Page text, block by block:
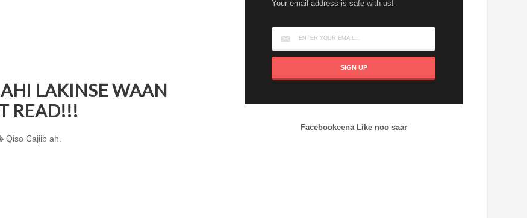
LAKINSE WAAN
READ!!!
Qiso Cajiib ah.
Your email address is safe with us!
Facebookeena Like noo saar